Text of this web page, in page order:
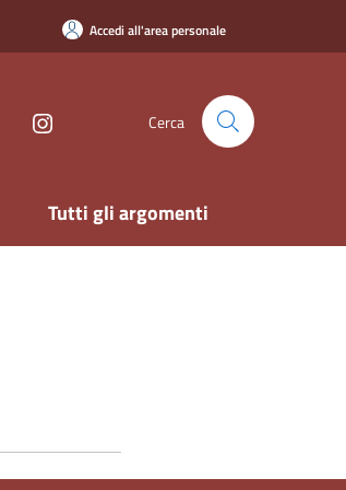
Accedi all'area personale
Cerca
Tutti gli argomenti